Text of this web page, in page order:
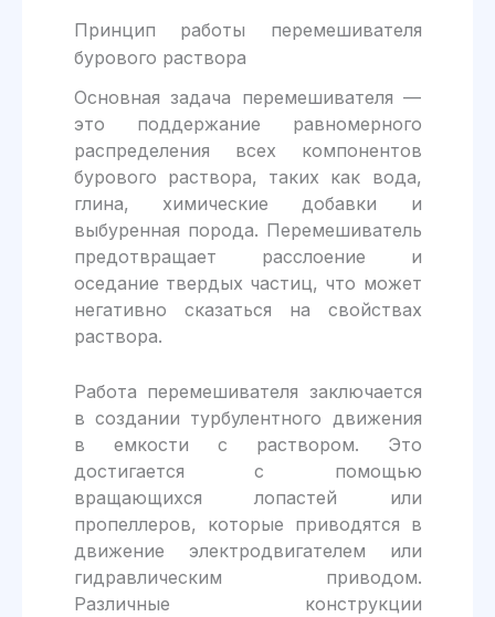
Принцип работы перемешивателя
бурового раствора
Основная задача перемешивателя —
это поддержание равномерного
распределения всех компонентов
бурового раствора, таких как вода,
глина, химические добавки и
выбуренная порода. Перемешиватель
предотвращает расслоение и
оседание твердых частиц, что может
негативно сказаться на свойствах
раствора.
Работа перемешивателя заключается
в создании турбулентного движения
в емкости с раствором. Это
достигается с помощью
вращающихся лопастей или
пропеллеров, которые приводятся в
движение электродвигателем или
гидравлическим приводом.
Различные конструкции